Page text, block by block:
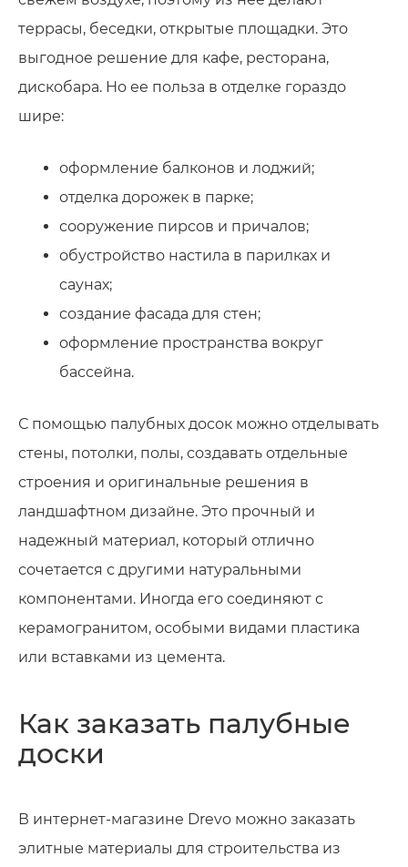
террасы, беседки, открытые площадки. Это
выгодное решение для кафе, ресторана,
дискобара. Но ее польза в отделке гораздо
шире:
оформление балконов и лоджий;
отделка дорожек в парке;
сооружение пирсов и причалов;
обустройство настила в парилках и
саунах;
создание фасада для стен;
оформление пространства вокруг
бассейна.
С помощью палубных досок можно отделывать
стены, потолки, полы, создавать отдельные
строения и оригинальные решения в
ландшафтном дизайне. Это прочный и
надежный материал, который отлично
сочетается с другими натуральными
компонентами. Иногда его соединяют с
керамогранитом, особыми видами пластика
или вставками из цемента.
Как заказать палубные
доски
В интернет-магазине Drevo можно заказать
элитные материалы для строительства из